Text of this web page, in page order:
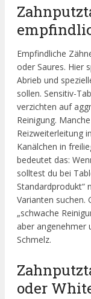
Empfindliche
oder Saures. Hier
Abrieb und
sollen. Sensitiv-
verzichten auf
Reinigung.
Reizweiterleitung
Kanälchen in
bedeutet das:
solltest du bei
Standardprodukt“
Varianten suchen.
„schwache
aber angenehmer
Schmelz.
oder